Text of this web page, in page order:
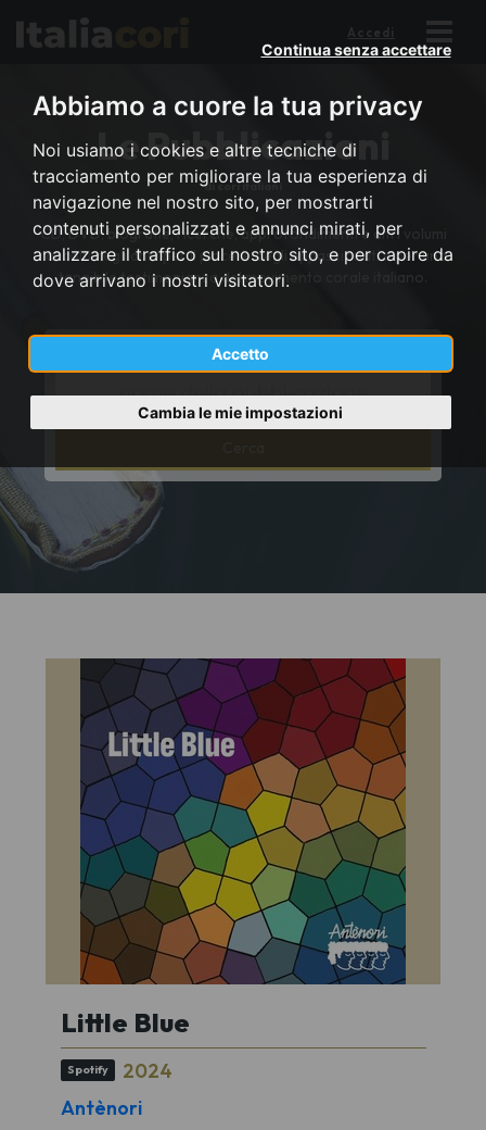
Abbiamo a cuore la tua privacy
Noi usiamo i cookies e altre tecniche di
tracciamento per migliorare la tua esperienza di
navigazione nel nostro sito, per mostrarti
contenuti personalizzati e annunci mirati, per
analizzare il traffico sul nostro sito, e per capire da
dove arrivano i nostri visitatori.
Accetto
Continua senza accettare
Cambia le mie impostazioni
Accedi
Le Pubblicazioni
di cori italiani
CD, DVD, biografie, ricerche, approfondimenti e altri volumi
raccolti negli anni per il piacere degli appassionati e per una
tangibile testimonianza del movimento corale italiano.
Cerca:
*
Title
cont
Little Blue
Spotify
2024
Antènori